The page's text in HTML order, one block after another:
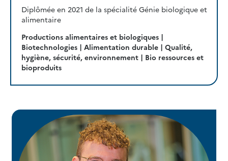
Diplômée en 2021 de la spécialité Génie biologique et
alimentaire
Productions alimentaires et biologiques |
Biotechnologies | Alimentation durable | Qualité,
hygiène, sécurité, environnement | Bio ressources et
bioproduits